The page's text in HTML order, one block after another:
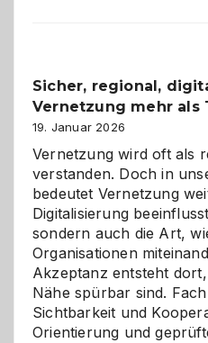
ein
dreifaches
Alaaf!
Sicher, regional,
Vernetzung mehr als
19. Januar 2026
Vernetzung wird oft als
verstanden. Doch in
bedeutet Vernetzung
Digitalisierung
sondern auch die Art,
Organisationen
Akzeptanz entsteht
Nähe spürbar sind.
Sichtbarkeit und
Orientierung und